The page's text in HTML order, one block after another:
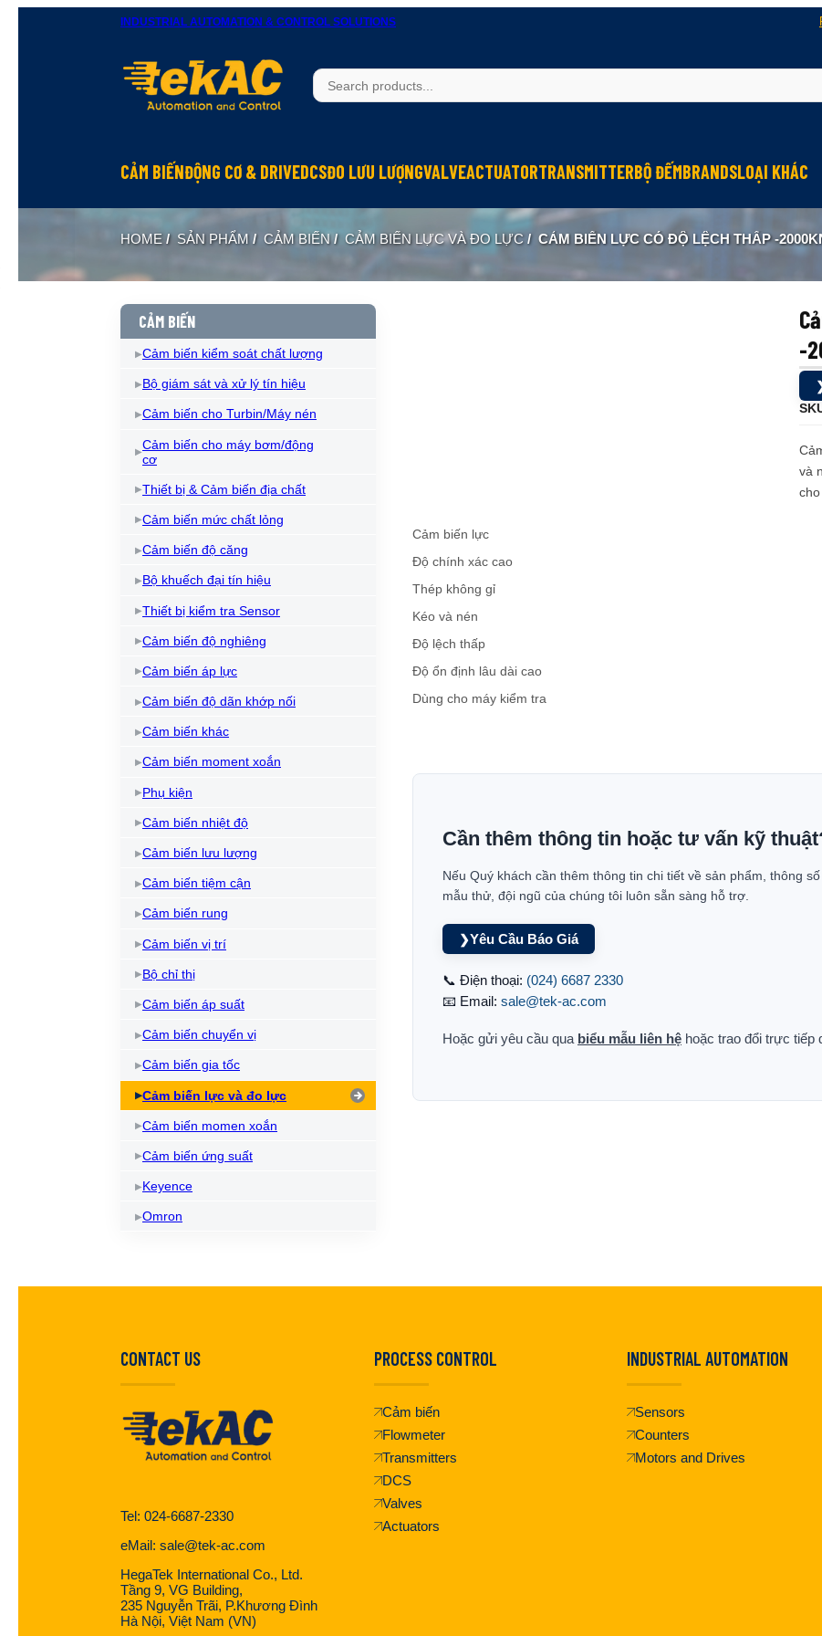
INDUSTRIAL AUTOMATION & CONTROL SOLUTIONS
CẢM BIẾNĐỘNG CƠ & DRIVEDCSĐO LƯU LƯỢNGVALVEACTUATORTRANSMITTERBỘ ĐẾMBRANDS
Oriental Motor
KGN
LOẠI KHÁC
Đèn phòng
HOME / SẢN PHẨM / CẢM BIẾN / CẢM BIẾN LỰC VÀ ĐO LỰC / CẢM BIẾN LỰC CÓ ĐỘ LỆCH THẤP -
CẢM BIẾN
Cảm biến kiểm soát chất lượng
Bộ giám sát và xử lý tín hiệu
Cảm biến cho Turbin/Máy nén
Cảm biến cho máy bơm/động
cơ
Thiết bị & Cảm biến địa chất
Cảm biến mức chất lỏng
Cảm biến độ căng
Bộ khuếch đại tín hiệu
Thiết bị kiểm tra Sensor
Cảm biến độ nghiêng
Cảm biến áp lực
Cảm biến độ dãn khớp nối
Cảm biến khác
Cảm biến moment xoắn
Phụ kiện
Cảm biến nhiệt độ
Cảm biến lưu lượng
Cảm biến tiệm cận
Cảm biến rung
Cảm biến vị trí
Bộ chỉ thị
Cảm biến áp suất
Cảm biến chuyển vị
Cảm biến gia tốc
Cảm biến lực và đo lực
Cảm biến momen xoắn
Cảm biến ứng suất
Keyence
Omron
-
và
Cảm biến lực
Độ chính xác cao
Thép không gỉ
Kéo và nén
Độ lệch thấp
Độ ổn định lâu dài cao
Dùng cho máy kiểm tra
Cần thêm thông tin hoặc tư vấn kỹ
Nếu Quý khách cần thêm thông tin chi tiết về sản phẩm, thông
mẫu thử, đội ngũ của chúng tôi luôn sẵn sàng hỗ trợ.
❯Yêu Cầu Báo Giá
📞 Điện thoại: (024) 6687 2330
📧 Email: sale@tek-ac.com
Hoặc gửi yêu cầu qua biểu mẫu liên hệ hoặc trao đổi trực tiếp
CONTACT US
Tel: 024-6687-2330
eMail: sale@tek-ac.com
HegaTek International Co., Ltd.
Tầng 9, VG Building,
235 Nguyễn Trãi, P.Khương Đình
Hà Nội, Việt Nam (VN)
PROCESS CONTROL
Cảm biến
Flowmeter
Transmitters
DCS
Valves
Actuators
INDUSTRIAL AUTOMATION
Sensors
Counters
Motors and Drives